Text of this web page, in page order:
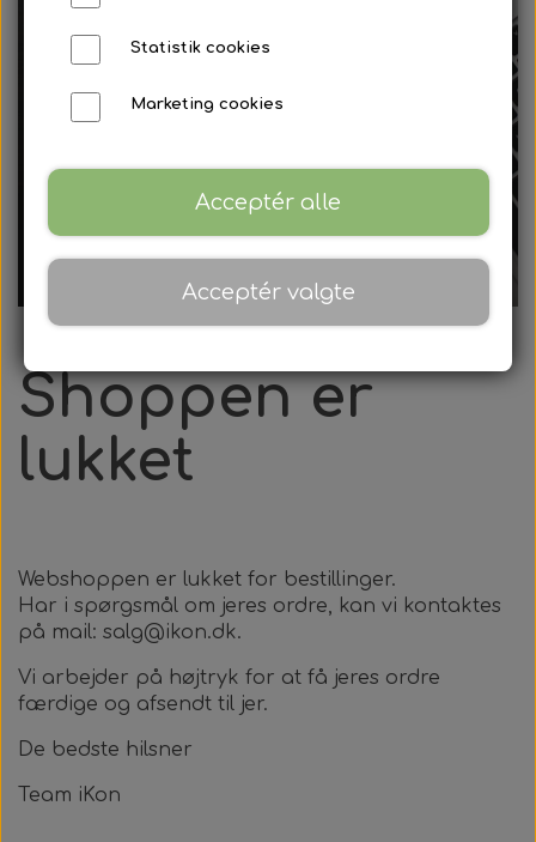
Shoppen er
lukket
Webshoppen er lukket for bestillinger.
Har i spørgsmål om jeres ordre, kan vi kontaktes
på mail: salg@ikon.dk.
Vi arbejder på højtryk for at få jeres ordre
færdige og afsendt til jer.
De bedste hilsner
Team iKon
Statistik cookies
Marketing cookies
Acceptér alle
Acceptér valgte